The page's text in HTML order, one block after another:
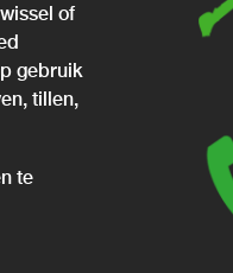
of
gebruik
tillen,
te